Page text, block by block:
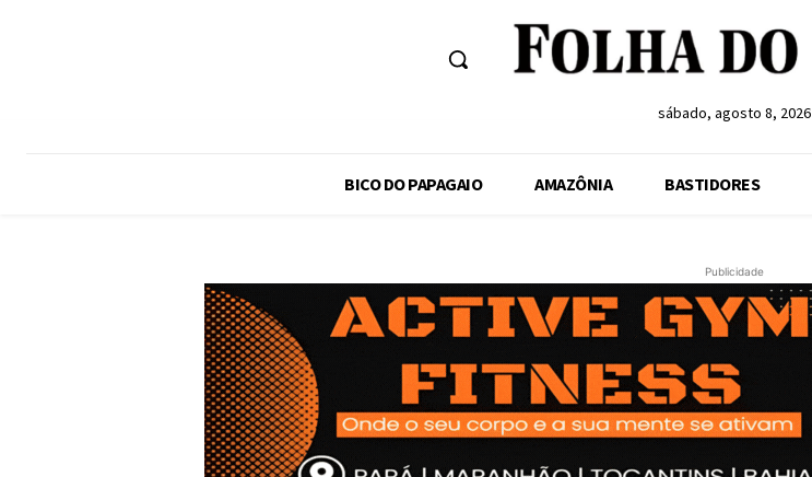
sábado, agosto 8, 2026
BICO DO PAPAGAIO AMAZÔNIA BASTIDORES
Publicidade